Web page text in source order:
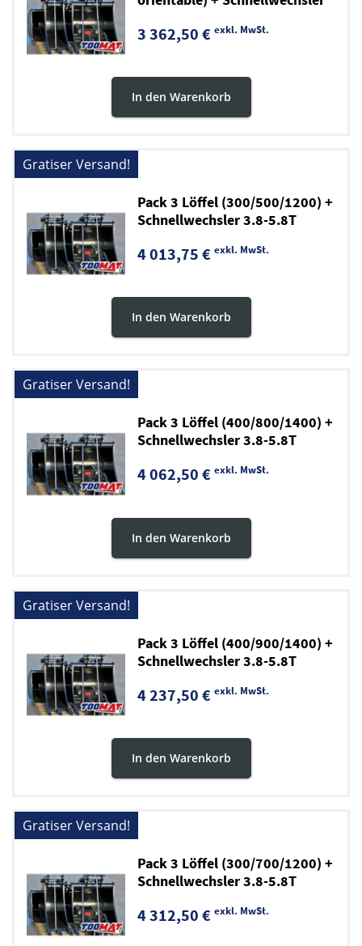
3 362,50 €exkl. MwSt.
In den Warenkorb
Gratiser Versand!
Pack 3 Löffel (300/500/1200) +
Schnellwechsler 3.8-5.8T
4 013,75 €exkl. MwSt.
In den Warenkorb
Gratiser Versand!
Pack 3 Löffel (400/800/1400) +
Schnellwechsler 3.8-5.8T
4 062,50 €exkl. MwSt.
In den Warenkorb
Gratiser Versand!
Pack 3 Löffel (400/900/1400) +
Schnellwechsler 3.8-5.8T
4 237,50 €exkl. MwSt.
In den Warenkorb
Gratiser Versand!
Pack 3 Löffel (300/700/1200) +
Schnellwechsler 3.8-5.8T
4 312,50 €exkl. MwSt.